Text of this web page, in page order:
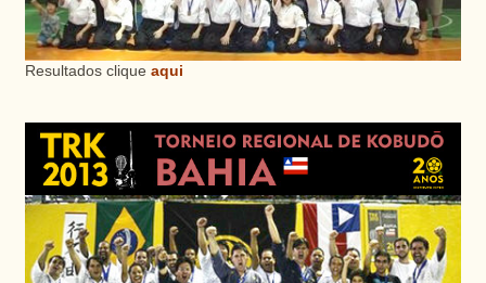
Resultados clique aqui